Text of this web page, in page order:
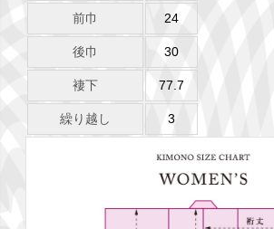
前巾 24
後巾 30
褄下 77.7
繰り越し 3